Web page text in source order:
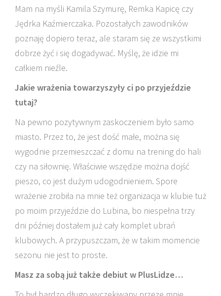
Mam na myśli Kamila Szymurę, Remka Kapicę czy
Jędrka Kaźmierczaka. Pozostałych zawodników
poznaję dopiero teraz, ale staram się ze wszystkimi
dobrze żyć i się dogadywać. Myślę, że idzie mi
całkiem nieźle.
Jakie wrażenia towarzyszyły ci po przyjeździe
tutaj?
Na pewno pozytywnym zaskoczeniem było samo
miasto. Przez to, że jest dość małe, można się
wygodnie przemieszczać z domu na trening do hali
czy na siłownię. Właściwie wszędzie można dojść
pieszo, co jest dużym udogodnieniem. Spore
wrażenie zrobiła na mnie też organizacja w klubie tuż
po moim przyjeździe do Lubina, bo niespełna trzy
dni później dostałem już cały komplet ubrań
klubowych. A przypuszczam, że w takim momencie
sezonu nie jest to proste.
Masz za sobą już także debiut w PlusLidze…